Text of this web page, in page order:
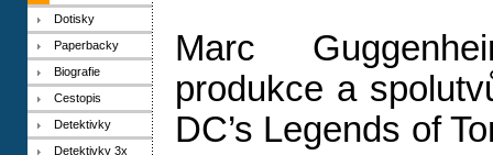
Dotisky
Paperbacky
Biografie
Cestopis
Detektivky
Detektivky 3x
Marc
produkce a
DC’s Legends of